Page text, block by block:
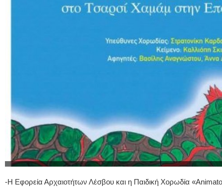
-Η Εφορεία Αρχαιοτήτων Λέσβου και η Παιδική Χορωδία